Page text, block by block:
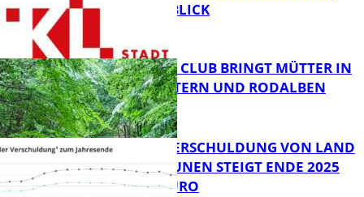
FB News
DIGITAL IM BLICK
FB News
NEUER MOM CLUB BRINGT MÜTTER IN
KAISERSLAUTERN UND RODALBEN
ZUSAMMEN
PRO-KOPF-VERSCHULDUNG VON LAND
UND KOMMUNEN STEIGT ENDE 2025
AUF 9.600 EURO